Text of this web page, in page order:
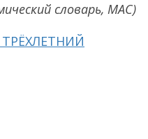
словарь, МАС)
ТРЁХЛЕТНИЙ